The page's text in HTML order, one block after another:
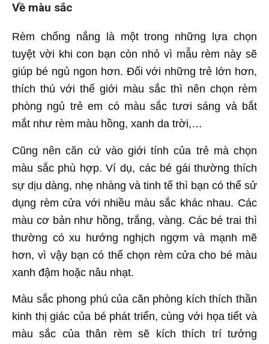
Về màu sắc
Rèm chống nắng là một trong những lựa chọn
tuyệt vời khi con bạn còn nhỏ vì mẫu rèm này sẽ
giúp bé ngủ ngon hơn. Đối với những trẻ lớn hơn,
thích thú với thế giới màu sắc thì nên chọn rèm
phòng ngủ trẻ em có màu sắc tươi sáng và bắt
mắt như rèm màu hồng, xanh da trời,…
Cũng nên căn cứ vào giới tính của trẻ mà chọn
màu sắc phù hợp. Ví dụ, các bé gái thường thích
sự dịu dàng, nhẹ nhàng và tinh tế thì bạn có thể sử
dụng rèm cửa với nhiều màu sắc khác nhau. Các
màu cơ bản như hồng, trắng, vàng. Các bé trai thì
thường có xu hướng nghịch ngợm và mạnh mẽ
hơn, vì vậy bạn có thể chọn rèm cửa cho bé màu
xanh đậm hoặc nâu nhạt.
Màu sắc phong phú của căn phòng kích thích thần
kinh thị giác của bé phát triển, cùng với họa tiết và
màu sắc của thân rèm sẽ kích thích trí tưởng